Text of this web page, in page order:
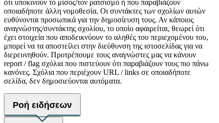
ότι υποκινούν το μίσος/τον ρατσισμό ή που παραβιάζουν
οποιαδήποτε άλλη νομοθεσία. Οι συντάκτες των σχολίων αυτών
ευθύνονται προσωπικά για την δημοσίευση τους. Αν κάποιος
αναγνώστης/συντάκτης σχολίου, το οποίο αφαιρείται, θεωρεί ότι
έχει στοιχεία που αποδεικνύουν το αληθές του περιεχομένου του,
μπορεί να τα αποστείλει στην διεύθυνση της ιστοσελίδας για να
διερευνηθούν. Προτρέπουμε τους αναγνώστες μας να κάνουν
report / flag σχόλια που πιστεύουν ότι παραβιάζουν τους πιο πάνω
κανόνες. Σχόλια που περιέχουν URL / links σε οποιαδήποτε
σελίδα, δεν δημοσιεύονται αυτόματα.
Ροή ειδήσεων